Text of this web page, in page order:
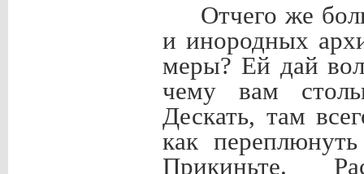
Отчего же
и инородных
меры? Ей дай
чему вам
Дескать, там
как
Прикиньте.